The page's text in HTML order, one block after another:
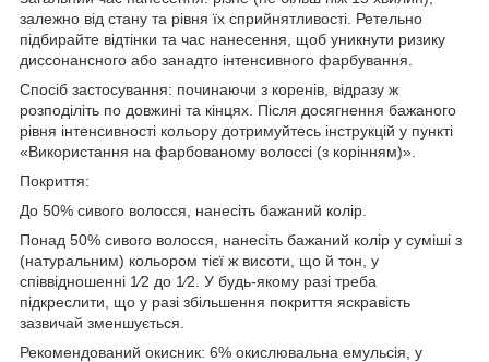
залежно від стану та рівня їх сприйнятливості. Ретельно
підбирайте відтінки та час нанесення, щоб уникнути ризику
диссонансного або занадто інтенсивного фарбування.
Спосіб застосування: починаючи з коренів, відразу ж
розподіліть по довжині та кінцях. Після досягнення бажаного
рівня інтенсивності кольору дотримуйтесь інструкцій у пункті
«Використання на фарбованому волоссі (з корінням)».
Покриття:
До 50% сивого волосся, нанесіть бажаний колір.
Понад 50% сивого волосся, нанесіть бажаний колір у суміші з
(натуральним) кольором тієї ж висоти, що й тон, у
співвідношенні 1⁄2 до 1⁄2. У будь-якому разі треба
підкреслити, що у разі збільшення покриття яскравість
зазвичай зменшується.
Рекомендований окисник: 6% окислювальна емульсія, у